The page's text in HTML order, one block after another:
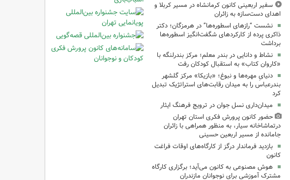
سفیر اربعینی کانون کرمانشاه در مسیر کربلا و
اهدای دست‌سازه به زائران
نشست “رازهای اسطوره‌ها” در هرمزگان؛ دکتر
ذاکری پرده از کارکردهای شگفت‌انگیز اسطوره‌ها
برداشت
نشاط و دانایی در بندر معلم؛ مرکز بندرلنگه با
«کاروان کتاب» به استقبال کودکان رفت
دنیایِ مهره‌ها و نبوغ؛ «بازیکا» مرکز گلشهر
بندرعباس را به میدان رقابت‌های استراتژیک تبدیل
کرد
میدان‌داری نسل جوان در ترویج فرهنگ ایثار
حضور کانون پرورش فکری استان تهران
درتماشاخانه سیار، به منظور همراهی با زائران
جامانده از مسیر اربعین حسینی
بازدید فرماندار درگز از کارگاه‌های اوقات فراغت
کانون
هوش مصنوعی به کانون می‌آید؛ برگزاری کارگاه
مشترک آموزشی برای نوجوانان مازندران